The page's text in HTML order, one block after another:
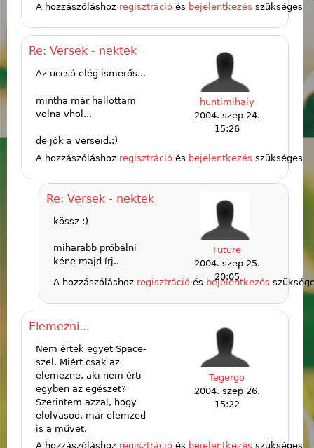
A hozzászóláshoz regisztráció és bejelentkezés szükséges
huntimihaly
2004. szep 24.
15:26
Re: Versek - nektek
Az uccsó elég ismerős...
mintha már hallottam
volna vhol...
de jók a verseid.:)
A hozzászóláshoz regisztráció és bejelentkezés szükséges
Future
2004. szep 25.
20:05
Re: Versek - nektek
kössz :)
miharabb próbálni
kéne majd írj..
A hozzászóláshoz regisztráció és bejelentkezés
Tegergo
2004. szep 26.
15:22
Elemezni...
Nem értek egyet Space-
szel. Miért csak az
elemezne, aki nem érti
egyben az egészet?
Szerintem azzal, hogy
elolvasod, már elemzed
is a művet.
A hozzászóláshoz regisztráció és bejelentkezés szükséges